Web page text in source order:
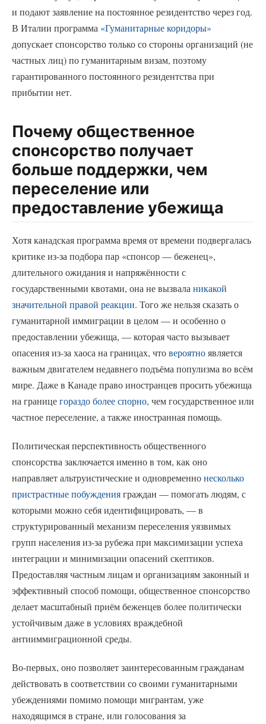
и подают заявление на постоянное резидентство через год.
В Италии программа «Гуманитарные коридоры»
допускает спонсорство только со стороны организаций (не
частных лиц) по гуманитарным визам, поэтому
гарантированного постоянного резидентства при
прибытии нет.
Почему общественное
спонсорство получает
больше поддержки, чем
переселение или
предоставление убежища
Хотя канадская программа время от времени подвергалась
критике из-за подбора пар «спонсор — беженец»,
длительного ожидания и напряжённости с
государственными квотами, она не вызвала никакой
значительной правой реакции. Того же нельзя сказать о
гуманитарной иммиграции в целом — и особенно о
предоставлении убежища, — которая часто вызывает
опасения из-за хаоса на границах, чтовероятноявляется
важным двигателем недавнего подъёма популизма во всём
мире. Даже в Канаде право иностранцев просить убежища
на границегораздо более спорно, чем государственное или
частное переселение, а также иностранная помощь.
Политическая перспективность общественного
спонсорства заключается именно в том, как оно
направляет альтруистические и одновременнонесколько
пристрастные побужденияграждан — помогать людям, с
которыми можно себя идентифицировать, — в
структурированный механизм переселения уязвимых
групп населения из-за рубежа при максимизации успеха
интеграции и минимизации опасений скептиков.
Предоставляя частным лицам и организациям законный и
эффективный способ помощи, общественное спонсорство
делает масштабный приём беженцев более политически
устойчивым даже в условиях враждебной
антииммиграционной среды.
Во-первых, оно позволяет заинтересованным гражданам
действовать в соответствии со своими гуманитарными
убеждениями помимо помощи мигрантам, уже
находящимся в стране, или голосования за